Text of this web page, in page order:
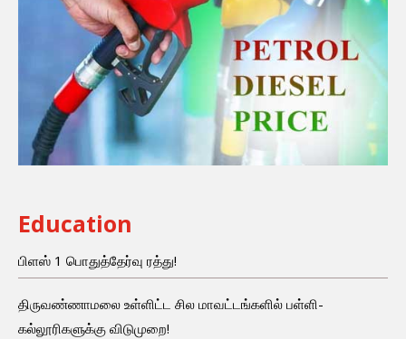
Education
பிளஸ் 1 பொதுத்தேர்வு ரத்து!
திருவண்ணாமலை உள்ளிட்ட சில மாவட்டங்களில் பள்ளி-
கல்லூரிகளுக்கு விடுமுறை!